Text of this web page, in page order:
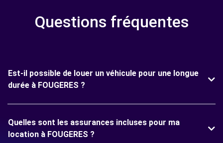
Questions fréquentes
Est-il possible de louer un véhicule pour une longue
durée à FOUGERES ?
Quelles sont les assurances incluses pour ma
location à FOUGERES ?